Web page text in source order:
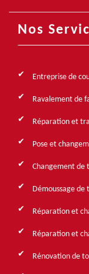
Nos
Entreprise de
Ravalement de
Réparation et
Pose et
Changement
Démoussage de
Réparation et
Réparation et
Rénovation de